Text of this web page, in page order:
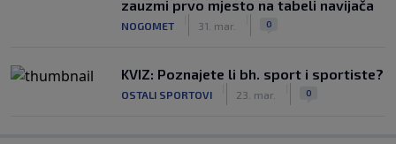
zauzmi prvo mjesto na tabeli navijača
NOGOMET 31. mar. 0
KVIZ: Poznajete li bh. sport i sportiste?
OSTALI SPORTOVI 23. mar. 0